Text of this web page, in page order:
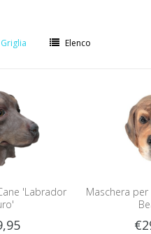
Griglia Elenco
'Labrador
Maschera